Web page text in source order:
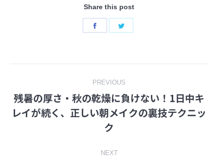
Share this post
Share
navigation
PREVIOUS
Previous
post:
残暑の厚さ・秋の乾燥に負けない！1日中キ
レイが続く、正しい朝メイクの裏技テクニッ
ク
NEXT